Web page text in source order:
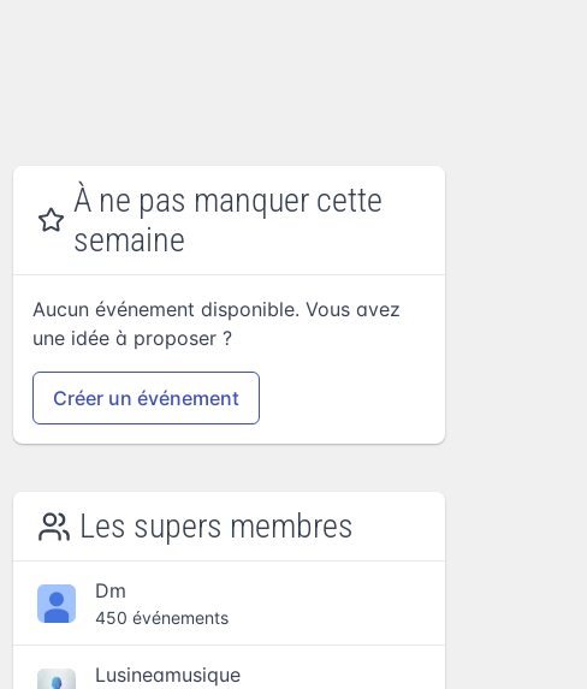
À ne pas manquer cette
semaine
Aucun événement disponible. Vous avez
une idée à proposer ?
Créer un événement
Les supers membres
Dm
450 événements
Lusineamusique